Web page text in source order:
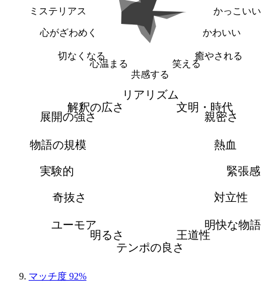
かっこいい
かわいい
癒やされる
笑える
共感する
心温まる
切なくなる
心がざわめく
ミステリアス
リアリズム
文明・時代
親密さ
熱血
緊張感
対立性
明快な物語
王道性
テンポの良さ
明るさ
ユーモア
奇抜さ
実験的
物語の規模
展開の強さ
解釈の広さ
マッチ度 92%